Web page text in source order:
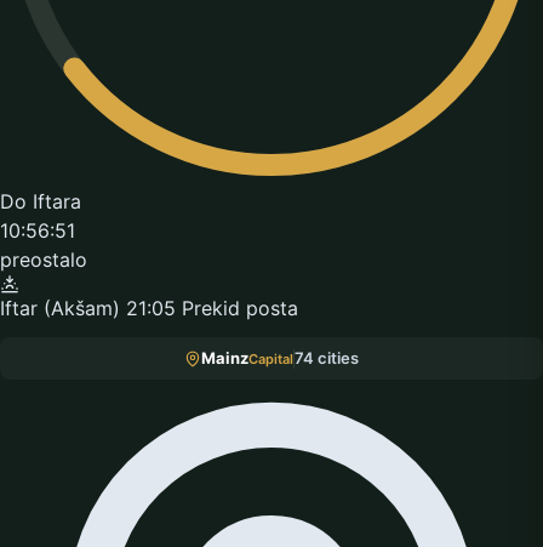
Do Iftara
10:56:51
preostalo
Iftar (Akšam) 21:05 Prekid posta
MainzCapital74 cities